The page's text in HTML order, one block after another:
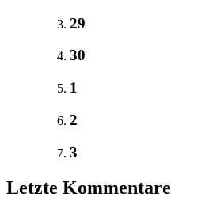
29
30
1
2
3
Letzte Kommentare